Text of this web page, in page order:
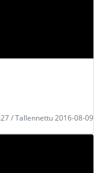
/ Tallennettu 2016-08-09